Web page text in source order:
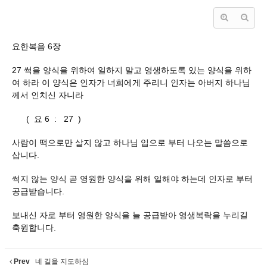
요한복음 6장
27 썩을 양식을 위하여 일하지 말고 영생하도록 있는 양식을 위하
여 하라 이 양식은 인자가 너희에게 주리니 인자는 아버지 하나님
께서 인치신 자니라
( 요 6 : 27 )
사람이 떡으로만 살지 않고 하나님 입으로 부터 나오는 말씀으로
삽니다.
썩지 않는 양식 곧 영원한 양식을 위해 일해야 하는데 인자로 부터
공급받습니다.
보내신 자로 부터 영원한 양식을 늘 공급받아 영생복락을 누리길
축원합니다.
Prev 네 길을 지도하심